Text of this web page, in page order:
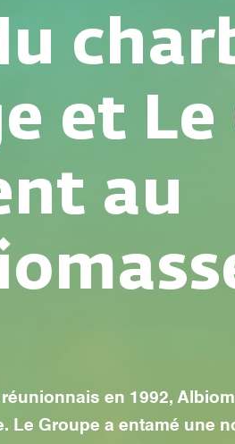
et Le
au
en 1992,
Le Groupe a entamé une